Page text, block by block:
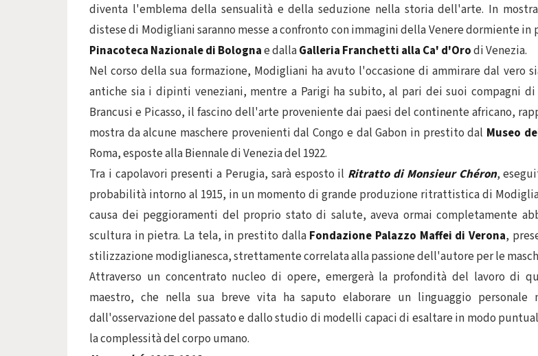
diventa l'emblema della sensualità e della seduzione nella storia dell'arte. In
distese di Modigliani saranno messe a confronto con immagini della Venere dormiente
Pinacoteca Nazionale di Bolognae dallaGalleria Franchetti alla Ca' d'Orodi Venezia.
Nel corso della sua formazione, Modigliani ha avuto l'occasione di ammirare dal vero
antiche sia i dipinti veneziani, mentre a Parigi ha subito, al pari dei suoi compagni di
Brancusi e Picasso, il fascino dell'arte proveniente dai paesi del continente africano,
mostra da alcune maschere provenienti dal Congo e dal Gabon in prestito dal Museo
Roma, esposte alla Biennale di Venezia del 1922.
Tra i capolavori presenti a Perugia, sarà esposto il Ritratto di Monsieur Chéron,
probabilità intorno al 1915, in un momento di grande produzione ritrattistica di
causa dei peggioramenti del proprio stato di salute, aveva ormai completamente
scultura in pietra. La tela, in prestito dalla Fondazione Palazzo Maffei di Verona,
stilizzazione modiglianesca, strettamente correlata alla passione dell'autore per le
Attraverso un concentrato nucleo di opere, emergerà la profondità del lavoro di
maestro, che nella sua breve vita ha saputo elaborare un linguaggio personale
dall'osservazione del passato e dallo studio di modelli capaci di esaltare in modo
la complessità del corpo umano.